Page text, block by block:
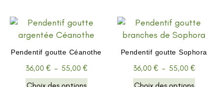
Pendentif goutte Céanothe
36,00 € – 55,00 €
Pendentif goutte Sophora
36,00 € – 55,00 €